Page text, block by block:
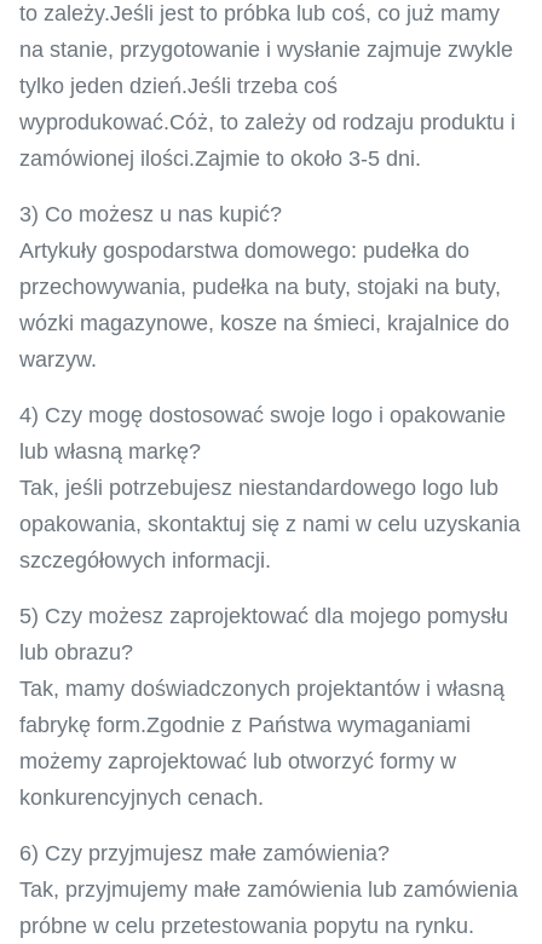
to zależy.Jeśli jest to próbka lub coś, co już mamy
na stanie, przygotowanie i wysłanie zajmuje zwykle
tylko jeden dzień.Jeśli trzeba coś
wyprodukować.Cóż, to zależy od rodzaju produktu i
zamówionej ilości.Zajmie to około 3-5 dni.
3) Co możesz u nas kupić?
Artykuły gospodarstwa domowego: pudełka do
przechowywania, pudełka na buty, stojaki na buty,
wózki magazynowe, kosze na śmieci, krajalnice do
warzyw.
4) Czy mogę dostosować swoje logo i opakowanie
lub własną markę?
Tak, jeśli potrzebujesz niestandardowego logo lub
opakowania, skontaktuj się z nami w celu uzyskania
szczegółowych informacji.
5) Czy możesz zaprojektować dla mojego pomysłu
lub obrazu?
Tak, mamy doświadczonych projektantów i własną
fabrykę form.Zgodnie z Państwa wymaganiami
możemy zaprojektować lub otworzyć formy w
konkurencyjnych cenach.
6) Czy przyjmujesz małe zamówienia?
Tak, przyjmujemy małe zamówienia lub zamówienia
próbne w celu przetestowania popytu na rynku.